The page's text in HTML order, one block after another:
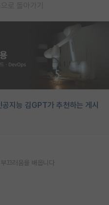
로 돌아가기
지능 김GPT가 추천하는 게시
끄러움을 배웁니다